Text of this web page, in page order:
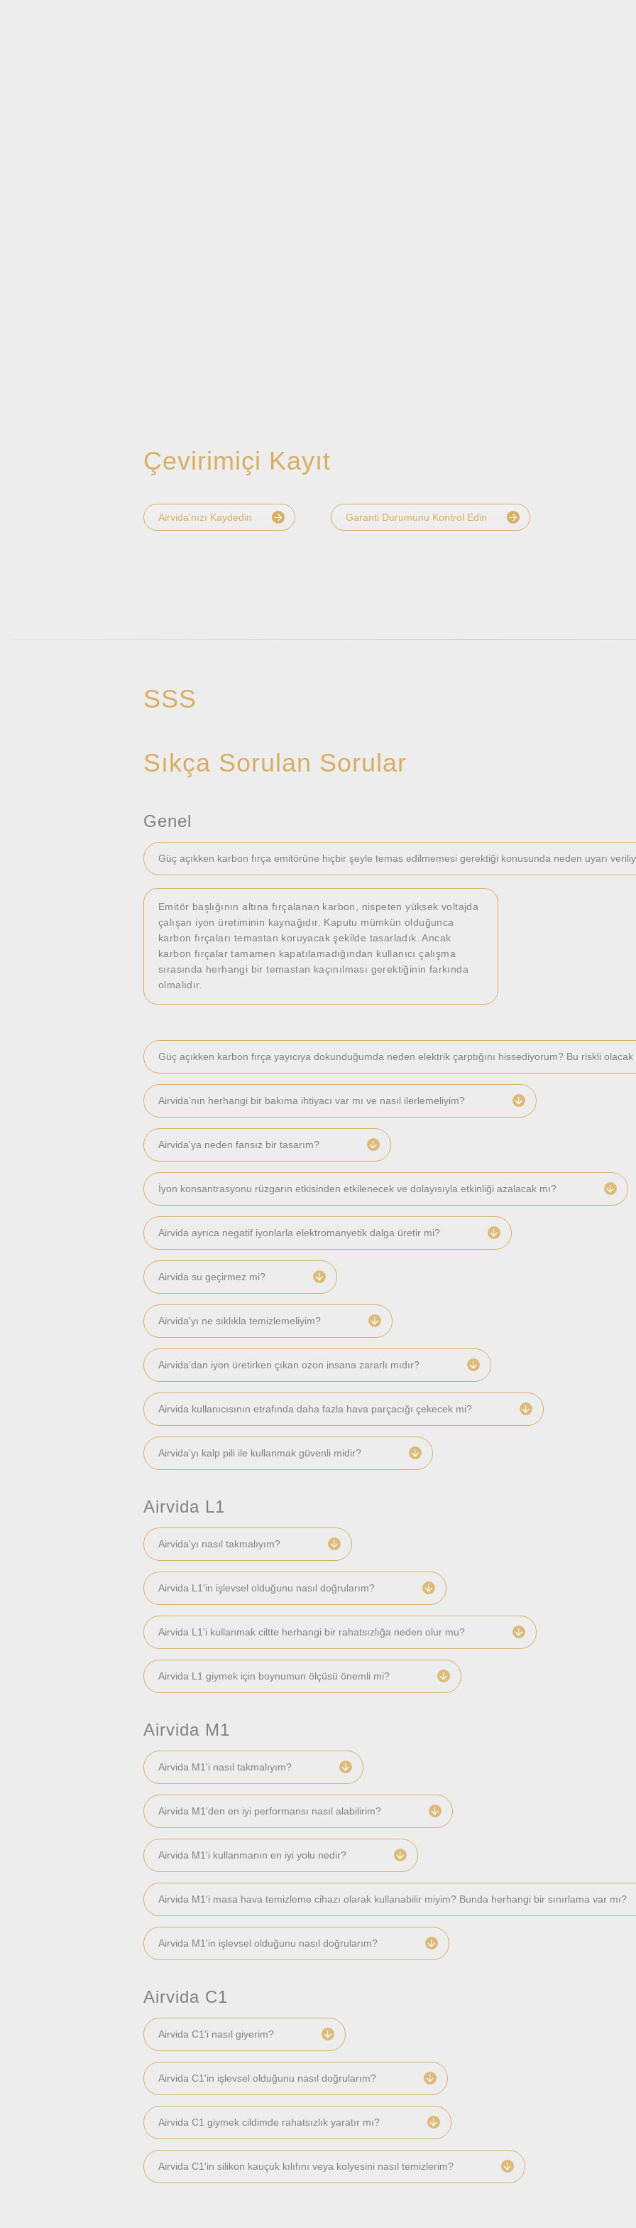
Çevirimiçi Kayıt
Airvida'nızı Kaydedin Garanti Durumunu Kontrol Edin
SSS
Sıkça Sorulan Sorular
Genel
Güç açıkken karbon fırça emitörüne hiçbir şeyle temas edilmemesi gerektiği konusunda neden uyarı
Emitör başlığının altına fırçalanan karbon, nispeten yüksek voltajda
çalışan iyon üretiminin kaynağıdır. Kaputu mümkün olduğunca
karbon fırçaları temastan koruyacak şekilde tasarladık. Ancak
karbon fırçalar tamamen kapatılamadığından kullanıcı çalışma
sırasında herhangi bir temastan kaçınılması gerektiğinin farkında
olmalıdır.
Güç açıkken karbon fırça yayıcıya dokunduğumda neden elektrik çarptığını hissediyorum? Bu riskli olacak
Airvida'nın herhangi bir bakıma ihtiyacı var mı ve nasıl ilerlemeliyim?
Airvida'ya neden fansız bir tasarım?
İyon konsantrasyonu rüzgarın etkisinden etkilenecek ve dolayısıyla etkinliği azalacak mı?
Airvida ayrıca negatif iyonlarla elektromanyetik dalga üretir mi?
Airvida su geçirmez mi?
Airvida'yı ne sıklıkla temizlemeliyim?
Airvida'dan iyon üretirken çıkan ozon insana zararlı mıdır?
Airvida kullanıcısının etrafında daha fazla hava parçacığı çekecek mi?
Airvida'yı kalp pili ile kullanmak güvenli midir?
Airvida L1
Airvida'yı nasıl takmalıyım?
Airvida L1'in işlevsel olduğunu nasıl doğrularım?
Airvida L1'i kullanmak ciltte herhangi bir rahatsızlığa neden olur mu?
Airvida L1 giymek için boynumun ölçüsü önemli mi?
Airvida M1
Airvida M1'i nasıl takmalıyım?
Airvida M1'den en iyi performansı nasıl alabilirim?
Airvida M1'i kullanmanın en iyi yolu nedir?
Airvida M1'i masa hava temizleme cihazı olarak kullanabilir miyim? Bunda herhangi bir sınırlama var mı?
Airvida M1'in işlevsel olduğunu nasıl doğrularım?
Airvida C1
Airvida C1'i nasıl giyerim?
Airvida C1'in işlevsel olduğunu nasıl doğrularım?
Airvida C1 giymek cildimde rahatsızlık yaratır mı?
Airvida C1'in silikon kauçuk kılıfını veya kolyesini nasıl temizlerim?